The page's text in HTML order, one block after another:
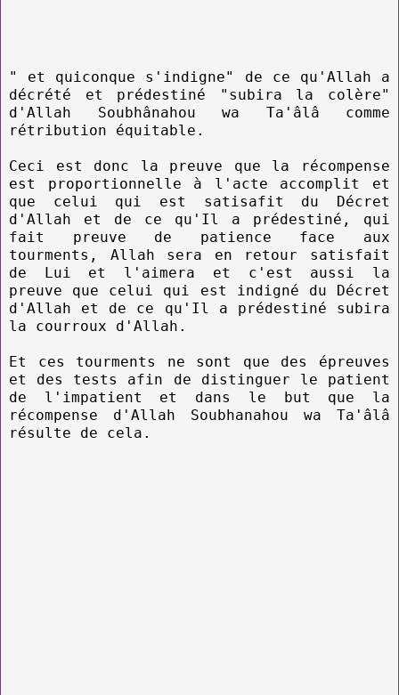
" et quiconque s'indigne" de ce qu'Allah a
décrété et prédestiné "subira la colère"
d'Allah Soubhânahou wa Ta'âlâ comme
rétribution équitable.
Ceci est donc la preuve que la récompense
est proportionnelle à l'acte accomplit et
que celui qui est satisafit du Décret
d'Allah et de ce qu'Il a prédestiné, qui
fait preuve de patience face aux
tourments, Allah sera en retour satisfait
de Lui et l'aimera et c'est aussi la
preuve que celui qui est indigné du Décret
d'Allah et de ce qu'Il a prédestiné subira
la courroux d'Allah.
Et ces tourments ne sont que des épreuves
et des tests afin de distinguer le patient
de l'impatient et dans le but que la
récompense d'Allah Soubhanahou wa Ta'âlâ
résulte de cela.